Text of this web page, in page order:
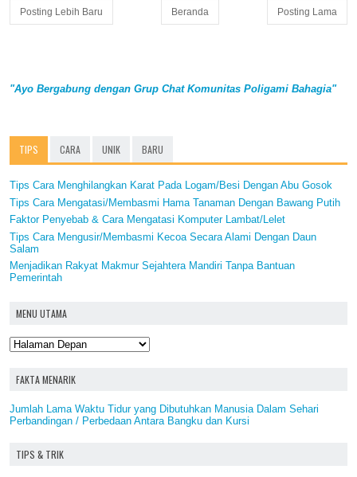
Posting Lebih Baru Posting Lama
Beranda
"Ayo Bergabung dengan Grup Chat Komunitas Poligami Bahagia"
TIPS CARA UNIK BARU
Tips Cara Menghilangkan Karat Pada Logam/Besi Dengan Abu Gosok
Tips Cara Mengatasi/Membasmi Hama Tanaman Dengan Bawang Putih
Faktor Penyebab & Cara Mengatasi Komputer Lambat/Lelet
Tips Cara Mengusir/Membasmi Kecoa Secara Alami Dengan Daun
Salam
Menjadikan Rakyat Makmur Sejahtera Mandiri Tanpa Bantuan
Pemerintah
MENU UTAMA
FAKTA MENARIK
Jumlah Lama Waktu Tidur yang Dibutuhkan Manusia Dalam Sehari
Perbandingan / Perbedaan Antara Bangku dan Kursi
TIPS & TRIK